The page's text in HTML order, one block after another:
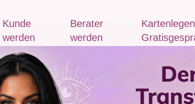
Kunde
werden
Berater
werden
Kartenlegen